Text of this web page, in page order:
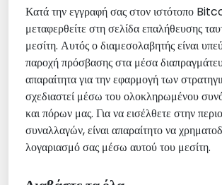
Κατά την εγγραφή σας στον ιστότοπο
μεταφερθείτε στη σελίδα επαλήθευσης
μεσίτη. Αυτός ο διαμεσολαβητής είναι
παροχή πρόσβασης στα μέσα
απαραίτητα για την εφαρμογή των
σχεδιαστεί μέσω του ολοκληρωμένου
και πόρων μας. Για να εισέλθετε στην
συναλλαγών, είναι απαραίτητο να
λογαριασμό σας μέσω αυτού του μεσίτη.